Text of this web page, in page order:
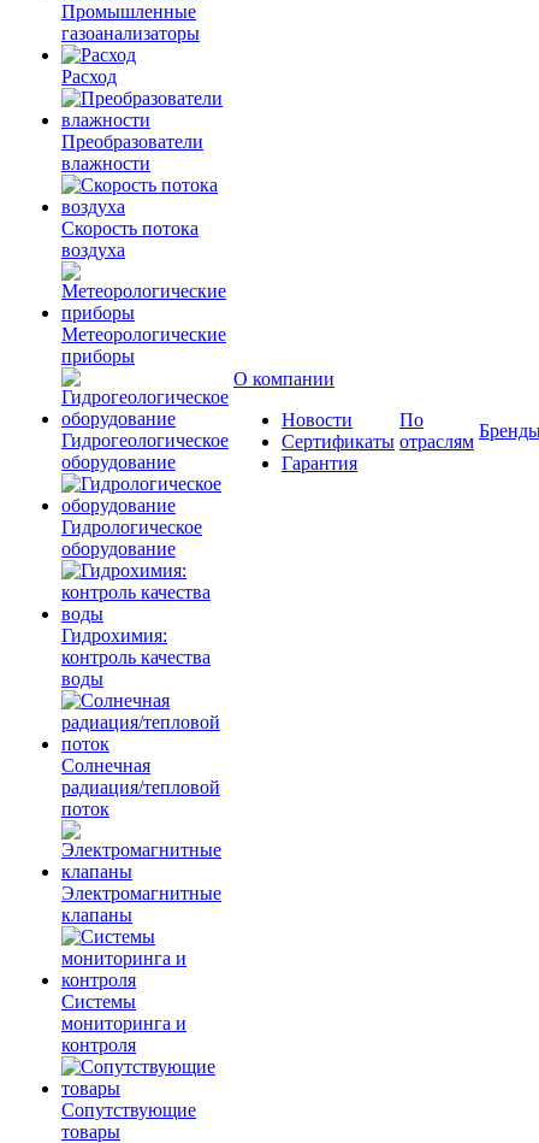
Промышленные
газоанализаторы
Расход
Преобразователи
влажности
Скорость потока
воздуха
Метеорологические
приборы
Гидрогеологическое
оборудование
Гидрологическое
оборудование
Гидрохимия:
контроль качества
воды
Солнечная
радиация/тепловой
поток
Электромагнитные
клапаны
Системы
мониторинга и
контроля
Сопутствующие
товары
О компании
Новости
Сертификаты
Гарантия
По
отраслям